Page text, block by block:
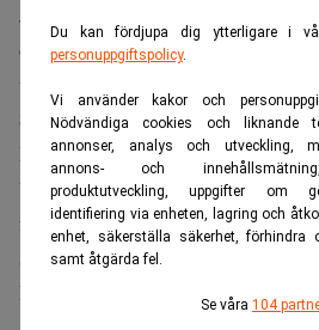
Du kan fördjupa dig ytterligare i
personuppgiftspolicy.
Vi använder kakor och
Nödvändiga cookies och liknande
annonser, analys och utveckling,
annons- och
produktutveckling, uppgifter om
identifiering via enheten, lagring och
enhet, säkerställa säkerhet, förhindra
samt åtgärda fel.
Se våra 104
JPMorgan Chase, Bank of
och Goldman Sachs presenterar
tisdagen, medan Morgan Stanley
Svängningar kan ge vinst
Enligt analytiker väntas intäkterna
banking öka med 26 procent
fjol. Intäkterna från aktie- och
samtidigt stiga med 14 procent,
En viktig förklaring är den